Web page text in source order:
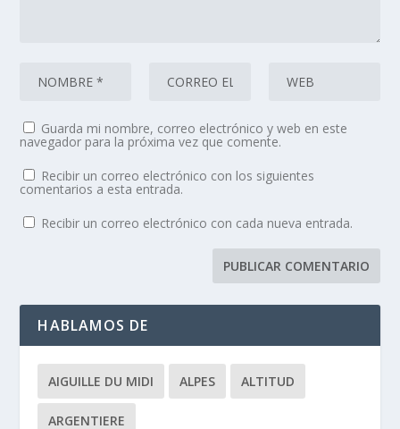
Guarda mi nombre, correo electrónico y web en este
navegador para la próxima vez que comente.
Recibir un correo electrónico con los siguientes
comentarios a esta entrada.
Recibir un correo electrónico con cada nueva entrada.
HABLAMOS DE
AIGUILLE DU MIDI ALPES ALTITUD
ARGENTIERE